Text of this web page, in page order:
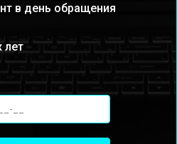
в день обращения
лет